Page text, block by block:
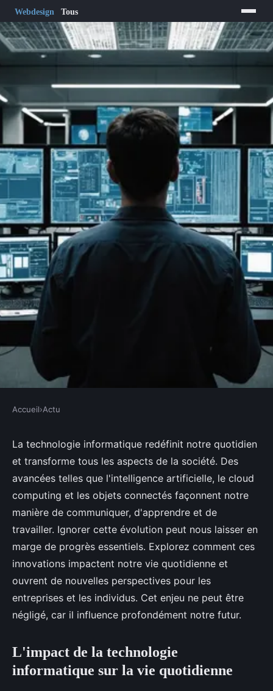
Comment la technologie
informatique transforme la
société que vous ne pouvez pas
ignorer
Lila • 9 octobre 2024•10 min de lecture
Accueil›Actu
La technologie informatique redéfinit notre quotidien
et transforme tous les aspects de la société. Des
avancées telles que l'intelligence artificielle, le cloud
computing et les objets connectés façonnent notre
manière de communiquer, d'apprendre et de
travailler. Ignorer cette évolution peut nous laisser en
marge de progrès essentiels. Explorez comment ces
innovations impactent notre vie quotidienne et
ouvrent de nouvelles perspectives pour les
entreprises et les individus. Cet enjeu ne peut être
négligé, car il influence profondément notre futur.
L'impact de la technologie
informatique sur la vie quotidienne